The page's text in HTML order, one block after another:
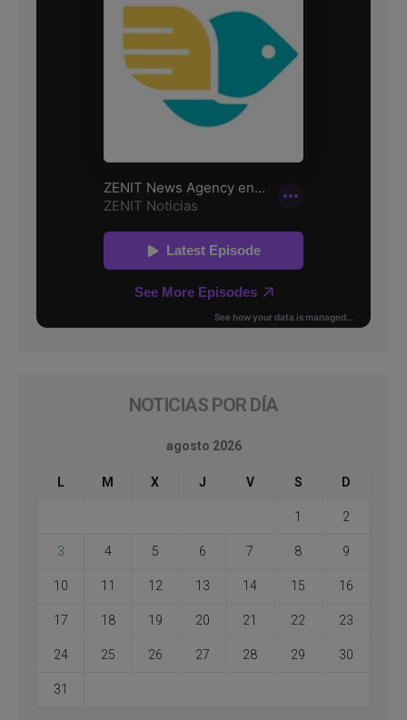
NOTICIAS POR DÍA
agosto 2026
L M X J V S D
1 2
3 4 5 6 7 8 9
10 11 12 13 14 15 16
17 18 19 20 21 22 23
24 25 26 27 28 29 30
31